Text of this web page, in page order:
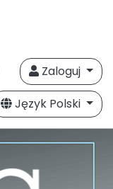
Zaloguj
Język Polski